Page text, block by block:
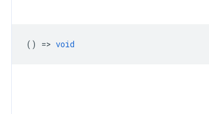
() => void